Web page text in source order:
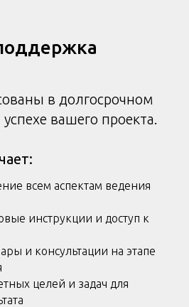
в долгосрочном
вашего проекта.
всем аспектам ведения
инструкции и доступ к
и консультации на этапе
целей и задач для